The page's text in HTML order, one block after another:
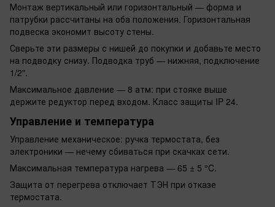
Монтаж вертикальный или горизонтальный — форма и
патрубки рассчитаны на оба положения. Горизонтальная
подвеска экономит высоту стены.
Сверьте эти размеры с нишей до покупки и добавьте место
на подводку снизу. Подводка труб — нижняя, подключение
1/2".
Максимальное давление — 8 атм: при стояке выше
держите редуктор перед входом. Класс защиты IP 24.
Управление и температура
Управление механическое: ручка термостата, без
электроники — нечему сбиваться при скачках сети.
Максимальная температура нагрева — 65 ± 5 °C.
Защита от перегрева отключает ТЭН при отказе
термостата.